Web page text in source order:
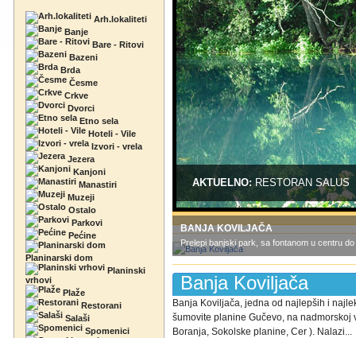
Arh.lokaliteti
Banje
Bare - Ritovi
Bazeni
Brda
Česme
Crkve
Dvorci
Etno sela
Hoteli - Vile
Izvori - vrela
Jezera
Kanjoni
Manastiri
Muzeji
Ostalo
Parkovi
Pećine
Planinarski dom
Planinski
vrhovi
Plaže
Restorani
Salaši
Spomenici
AKTUELNO:RESTORAN SALUS
BANJA KOVILJAČA
Prelepi banjski park, sa fontanom u centru
Banja Koviljača
Banja Koviljača, jedna od najlepših i
šumovite planine Gučevo, na
Boranja, Sokolske planine, Cer ). Nalazi...